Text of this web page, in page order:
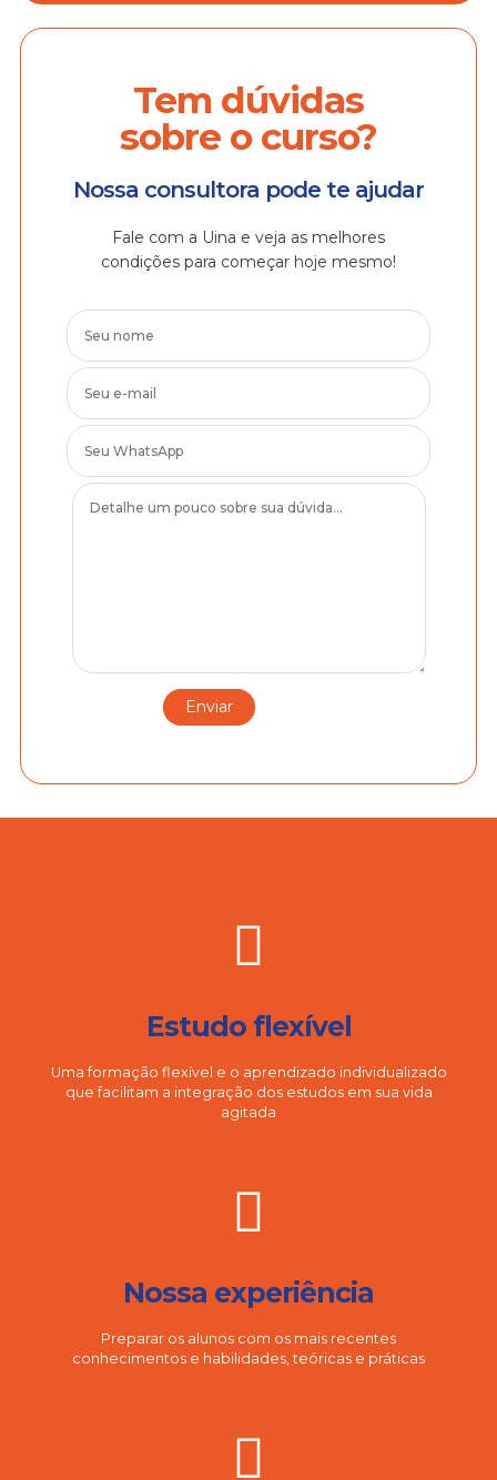
Tem dúvidas
sobre o curso?
Nossa consultora pode te ajudar
Fale com a Uina e veja as melhores
condições para começar hoje mesmo!
Estudo flexível
Uma formação flexível e o aprendizado individualizado
que facilitam a integração dos estudos em sua vida
agitada
Nossa experiência
Preparar os alunos com os mais recentes
conhecimentos e habilidades, teóricas e práticas